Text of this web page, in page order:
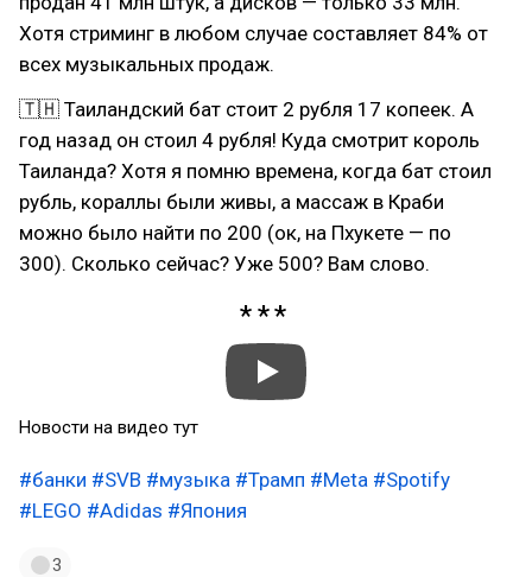
Хотя стриминг в любом случае составляет 84% от
всех музыкальных продаж.
🇹🇭 Таиландский бат стоит 2 рубля 17 копеек. А
год назад он стоил 4 рубля! Куда смотрит король
Таиланда? Хотя я помню времена, когда бат стоил
рубль, кораллы были живы, а массаж в Краби
можно было найти по 200 (ок, на Пхукете — по
300). Сколько сейчас? Уже 500? Вам слово.
Новости на видео тут
#банки #SVB #музыка #Трамп #Meta #Spotify
#LEGO #Adidas #Япония
3